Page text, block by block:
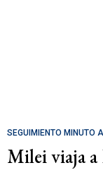
SEGUIMIENTO MINUTO
Milei viaja a